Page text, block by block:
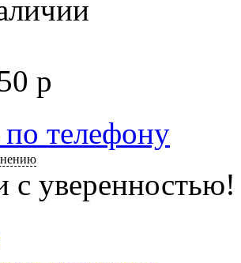
р
по телефону
с уверенностью!